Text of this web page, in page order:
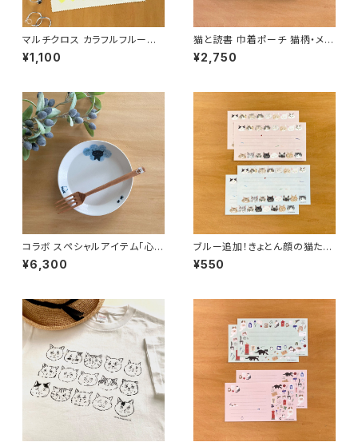
マルチクロス カラフルフルーツ
と隠れる猫 スマホ画面や眼鏡拭
きに便利！
¥1,100
猫と読書 巾着ポーチ 猫柄・メイ
ク道具や通帳入れに◎ 猫好き
へのプチギフトにも
¥2,750
コラボ スペシャルアイテム「心ほ
ぐれる猫の木工デザートフォー
ク」
¥6,300
ブルー追加！きょとん顔の猫たち
一筆箋 16枚セット 猫好き・文具
好きへのプチギフトにも◎
¥550